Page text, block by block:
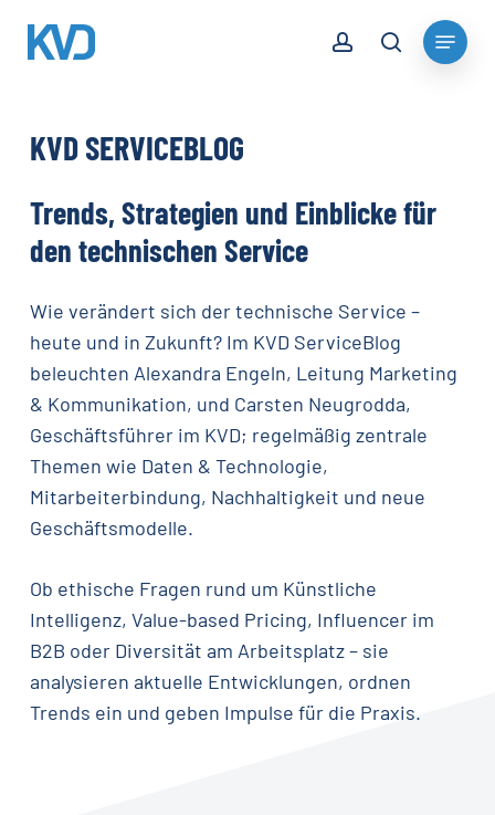
search
Menu
KVDSERVICEBLOG
Trends, Strategien und Einblickefür
den technischen Service
Wie verändert sich der technische Service –
heute und in Zukunft? Im KVD ServiceBlog
beleuchten Alexandra Engeln, Leitung Marketing
& Kommunikation, und Carsten Neugrodda,
Geschäftsführer im KVD; regelmäßig zentrale
Themen wie Daten & Technologie,
Mitarbeiterbindung, Nachhaltigkeit und neue
Geschäftsmodelle.
Ob ethische Fragen rund um Künstliche
Intelligenz, Value-based Pricing, Influencer im
B2B oder Diversität am Arbeitsplatz – sie
analysieren aktuelle Entwicklungen, ordnen
Trends ein und geben Impulse für die Praxis.
Close